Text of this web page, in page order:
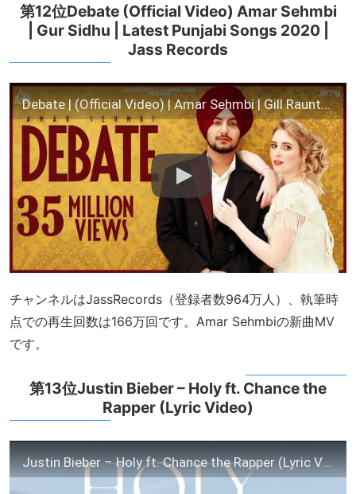
第12位Debate (Official Video) Amar Sehmbi
| Gur Sidhu | Latest Punjabi Songs 2020 |
Jass Records
Debate | (Official Video) | Amar Sehmbi | Gill Raunta | Punjabi Songs 2020 | Jass Records
チャンネルはJassRecords（登録者数964万人）、執筆時
点での再生回数は166万回です。Amar Sehmbiの新曲MV
です。
第13位Justin Bieber – Holy ft. Chance the
Rapper (Lyric Video)
Justin Bieber – Holy ft. Chance the Rapper (Lyric Video)